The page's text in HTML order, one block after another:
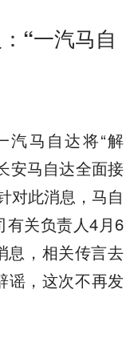
“一汽马自
汽马自达将“解
安马自达全面接
对此消息，马自
有关负责人4月6
息，相关传言去
谣，这次不再发